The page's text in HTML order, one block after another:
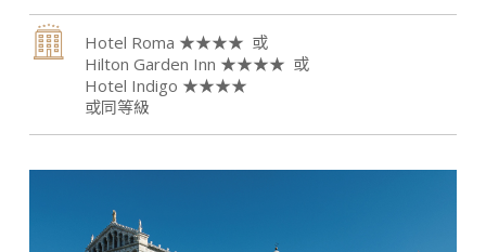
Hotel Roma ★★★★
Hilton Garden Inn ★★★★
Hotel Indigo ★★★★
或同等級